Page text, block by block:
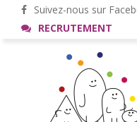
Suivez-nous sur
RECRUTEMENT